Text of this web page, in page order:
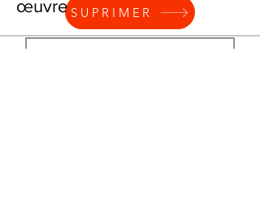
SUPRIMER
œuvre